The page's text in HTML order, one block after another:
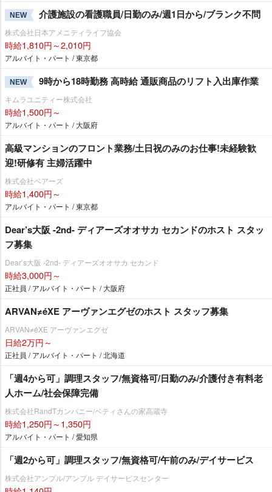
NEW 介護施設の看護職員/日勤のみ/週1日から/ブランク不問
株式会社日本アメニティライフ協会
時給1,810円～2,010円
アルバイト・パート / 東京都
NEW 9時から18時勤務 高時給 通販商品のリフト入出庫作業
キムラユニティー株式会社
時給1,500円～
アルバイト・パート / 大阪府
⾼級マンションのフロント業務/土日祝のみのお仕事!未経験歓
迎!研修有 主婦活躍中
株式会社ベアーズ
時給1,400円～
アルバイト・パート / 東京都
Dear’s大阪 -2nd- ディアーズオオサカ セカンドのホスト スタッ
フ募集
Dear’s大阪 -2nd- ディアーズオオサカ セカンド
時給3,000円～
正社員 / アルバイト・パート / 大阪府
ARVAN≠éXE アーヴァンエグゼのホスト スタッフ募集
ARVAN≠éXE アーヴァンエグゼ
日給2万円～
正社員 / アルバイト・パート / 北海道
「週4から可」調理スタッフ/無資格可/日勤のみ/介護付き有料老
人ホーム/社会保障完備
株式会社RandTカンパニー/ベティさんの家高蔵寺
時給1,250円～1,350円
アルバイト・パート / 愛知県
「週2から可」調理スタッフ/無資格可/午前のみ/デイサービス
株式会社アンプル/アンプル デイサービスセンター